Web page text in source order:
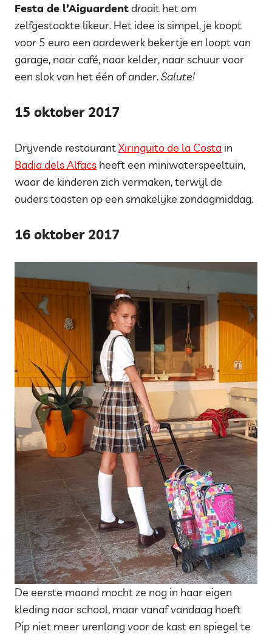
Festa de l’Aiguardent draait het om
zelfgestookte likeur. Het idee is simpel, je koopt
voor 5 euro een aardewerk bekertje en loopt van
garage, naar café, naar kelder, naar schuur voor
een slok van het één of ander.Salute!
15 oktober 2017
Drijvende restaurantXiringuito de la Costa in
Badia dels Alfacs heeft een miniwaterspeeltuin,
waar de kinderen zich vermaken, terwijl de
ouders toasten op een smakelijke zondagmiddag.
16 oktober 2017
De eerste maand mocht ze nog in haar eigen
kleding naar school, maar vanaf vandaag hoeft
Pip niet meer urenlang voor de kast en spiegel te